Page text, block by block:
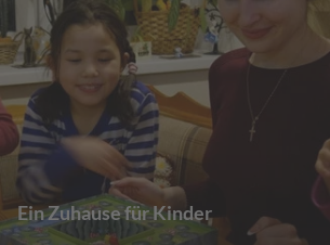
Ein Zuhause für Kinder